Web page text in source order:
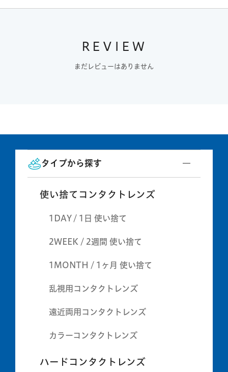
REVIEW
まだレビューはありません
タイプから探す
使い捨てコンタクトレンズ
1DAY / 1日 使い捨て
2WEEK / 2週間 使い捨て
1MONTH / 1ヶ月 使い捨て
乱視用コンタクトレンズ
遠近両用コンタクトレンズ
カラーコンタクトレンズ
ハードコンタクトレンズ